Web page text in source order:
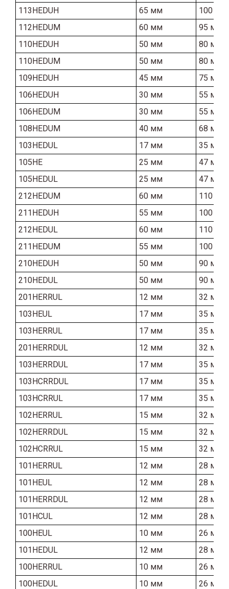
113HEDUH
65 мм
100 мм
112HEDUM
60 мм
95 мм
110HEDUH
50 мм
80 мм
110HEDUM
50 мм
80 мм
109HEDUH
45 мм
75 мм
106HEDUH
30 мм
55 мм
106HEDUM
30 мм
55 мм
108HEDUM
40 мм
68 мм
103HEDUL
17 мм
35 мм
105HE
25 мм
47 мм
105HEDUL
25 мм
47 мм
212HEDUM
60 мм
110 мм
211HEDUH
55 мм
100 мм
212HEDUL
60 мм
110 мм
211HEDUM
55 мм
100 мм
210HEDUH
50 мм
90 мм
210HEDUL
50 мм
90 мм
201HERRUL
12 мм
32 мм
103HEUL
17 мм
35 мм
103HERRUL
17 мм
35 мм
201HERRDUL
12 мм
32 мм
103HERRDUL
17 мм
35 мм
103HCRRDUL
17 мм
35 мм
103HCRRUL
17 мм
35 мм
102HERRUL
15 мм
32 мм
102HERRDUL
15 мм
32 мм
102HCRRUL
15 мм
32 мм
101HERRUL
12 мм
28 мм
101HEUL
12 мм
28 мм
101HERRDUL
12 мм
28 мм
101HCUL
12 мм
28 мм
100HEUL
10 мм
26 мм
101HEDUL
12 мм
28 мм
100HERRUL
10 мм
26 мм
100HEDUL
10 мм 26 мм